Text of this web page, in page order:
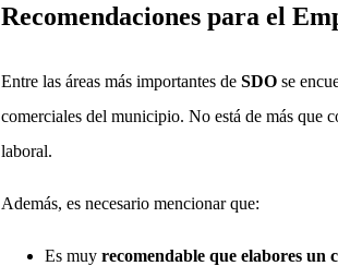
Recomendaciones para el
Entre las áreas más importantes de SDO se
comerciales del municipio. No está de más que
laboral.
Además, es necesario mencionar que:
Es muy recomendable que elabores un